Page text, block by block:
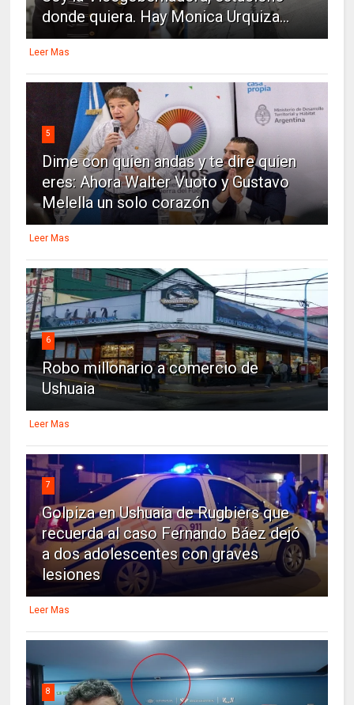
donde quiera. Hay Monica Urquiza...
Leer Mas
5
Dime con quien andas y te dire quien
eres: Ahora Walter Vuoto y Gustavo
Melella un solo corazón
Leer Mas
6
Robo millonario a comercio de
Ushuaia
Leer Mas
7
Golpiza en Ushuaia de Rugbiers que
recuerda al caso Fernando Báez dejó
a dos adolescentes con graves
lesiones
Leer Mas
8